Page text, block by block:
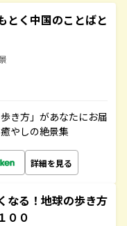
とく中国のことばと
き方」があなたにお届
やしの絶景集
詳細を見る
なる！地球の歩き方
００